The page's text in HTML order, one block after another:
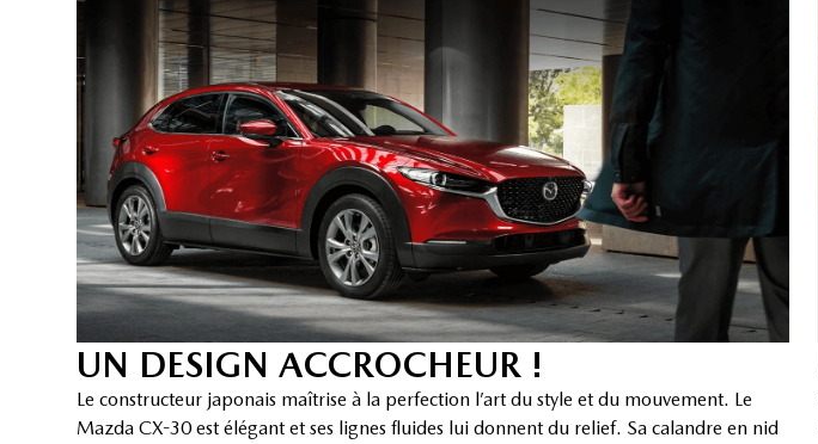
UN DESIGN ACCROCHEUR !
Le constructeur japonais maîtrise à la perfection l’art du style et du mouvement. Le
Mazda CX-30 est élégant et ses lignes fluides lui donnent du relief. Sa calandre en nid